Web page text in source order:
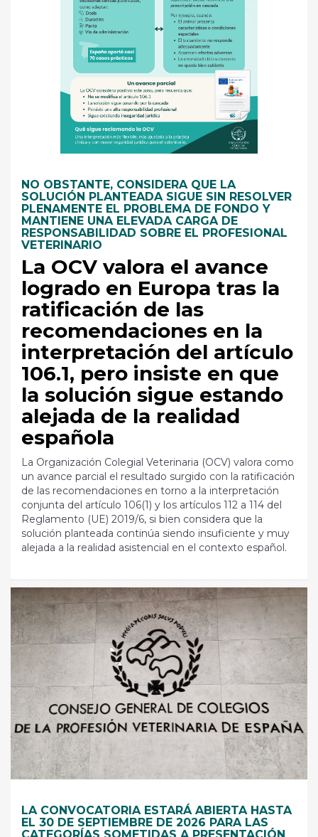
NO OBSTANTE, CONSIDERA QUE LA
SOLUCIÓN PLANTEADA SIGUE SIN RESOLVER
PLENAMENTE EL PROBLEMA DE FONDO Y
MANTIENE UNA ELEVADA CARGA DE
RESPONSABILIDAD SOBRE EL PROFESIONAL
VETERINARIO
La OCV valora el avance
logrado en Europa tras la
ratificación de las
recomendaciones en la
interpretación del artículo
106.1, pero insiste en que
la solución sigue estando
alejada de la realidad
española
La Organización Colegial Veterinaria (OCV) valora como
un avance parcial el resultado surgido con la ratificación
de las recomendaciones en torno a la interpretación
conjunta del artículo 106(1) y los artículos 112 a 114 del
Reglamento (UE) 2019/6, si bien considera que la
solución planteada continúa siendo insuficiente y muy
alejada a la realidad asistencial en el contexto español.
LA CONVOCATORIA ESTARÁ ABIERTA HASTA
EL 30 DE SEPTIEMBRE DE 2026 PARA LAS